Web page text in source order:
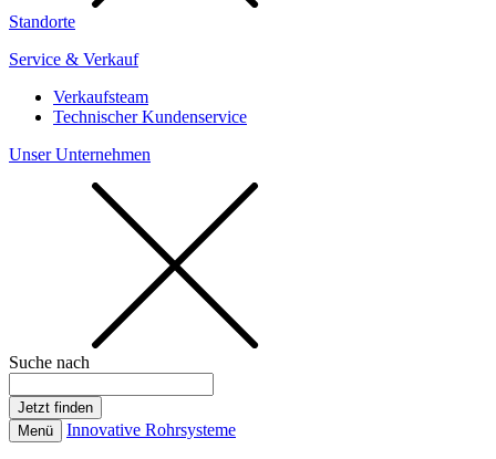
Standorte
Service & Verkauf
Verkaufsteam
Technischer Kundenservice
Unser Unternehmen
Suche nach
Menü Innovative Rohrsysteme